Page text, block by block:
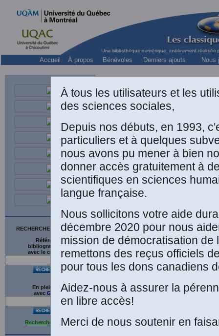
Accueil À propos Bénévoles Derniers ajouts Nous
RECHERCHE SUR LE SITE
Références
bibliographiques
avec le catalogue
En plein texte
avecG gl
Recherche avancée
À tous les utilisateurs et les
des sciences sociales,
Depuis nos débuts, en 1993,
particuliers et à quelques
nous avons pu mener à bien
donner accès gratuitement à
scientifiques en sciences
langue française.
Nous sollicitons votre aide
décembre 2020 pour nous
mission de démocratisation
remettons des reçus officiels
pour tous les dons canadiens
Aidez-nous à assurer la
en libre accès!
Merci de nous soutenir en